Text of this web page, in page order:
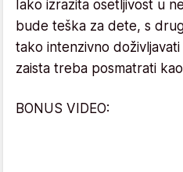
Iako izrazita osetljivost u
bude teška za dete, s
tako intenzivno
zaista treba posmatrati
BONUS VIDEO: